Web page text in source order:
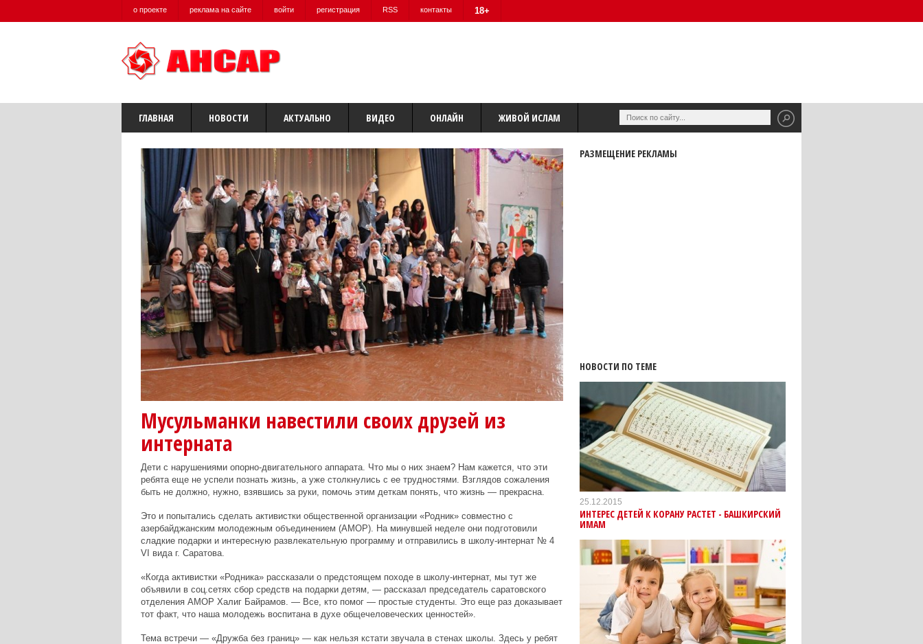
о проекте реклама на сайте войти регистрация RSS контакты 18+
ГЛАВНАЯ НОВОСТИ АКТУАЛЬНО ВИДЕО ОНЛАЙН ЖИВОЙ ИСЛАМ
Мусульманки навестили своих друзей из
интерната
Дети с нарушениями опорно-двигательного аппарата. Что мы о них знаем? Нам кажется, что эти
ребята еще не успели познать жизнь, а уже столкнулись с ее трудностями. Взглядов сожаления
быть не должно, нужно, взявшись за руки, помочь этим деткам понять, что жизнь — прекрасна.
Это и попытались сделать активистки общественной организации «Родник» совместно с
азербайджанским молодежным объединением (АМОР). На минувшей неделе они подготовили
сладкие подарки и интересную развлекательную программу и отправились в школу-интернат № 4
VI вида г. Саратова.
«Когда активистки «Родника» рассказали о предстоящем походе в школу-интернат, мы тут же
объявили в соц.сетях сбор средств на подарки детям, — рассказал председатель саратовского
отделения АМОР Халиг Байрамов. — Все, кто помог — простые студенты. Это еще раз доказывает
тот факт, что наша молодежь воспитана в духе общечеловеческих ценностей».
Тема встречи — «Дружба без границ» — как нельзя кстати звучала в стенах школы. Здесь у ребят
РАЗМЕЩЕНИЕ РЕКЛАМЫ
НОВОСТИ ПО ТЕМЕ
25.12.2015
ИНТЕРЕС ДЕТЕЙ К КОРАНУ РАСТЕТ - БАШКИРСКИЙ
ИМАМ